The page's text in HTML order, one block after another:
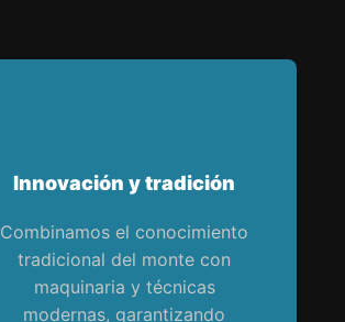
Innovación y tradición
Combinamos el conocimiento
tradicional del monte con
maquinaria y técnicas
modernas, garantizando